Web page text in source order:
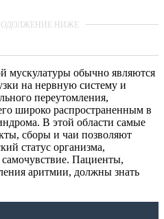
мускулатуры обычно являются
на нервную систему и
переутомления,
широко распространенным в
В этой области самые
сборы и чаи позволяют
статус организма,
Пациенты,
аритмии, должны знать